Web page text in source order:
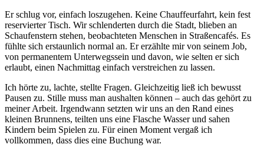
Er schlug vor, einfach loszugehen. Keine Chauffeurfahrt, kein fest
reservierter Tisch. Wir schlenderten durch die Stadt, blieben an
Schaufenstern stehen, beobachteten Menschen in Straßencafés. Es
fühlte sich erstaunlich normal an. Er erzählte mir von seinem Job,
von permanentem Unterwegssein und davon, wie selten er sich
erlaubt, einen Nachmittag einfach verstreichen zu lassen.
Ich hörte zu, lachte, stellte Fragen. Gleichzeitig ließ ich bewusst
Pausen zu. Stille muss man aushalten können – auch das gehört zu
meiner Arbeit. Irgendwann setzten wir uns an den Rand eines
kleinen Brunnens, teilten uns eine Flasche Wasser und sahen
Kindern beim Spielen zu. Für einen Moment vergaß ich
vollkommen, dass dies eine Buchung war.